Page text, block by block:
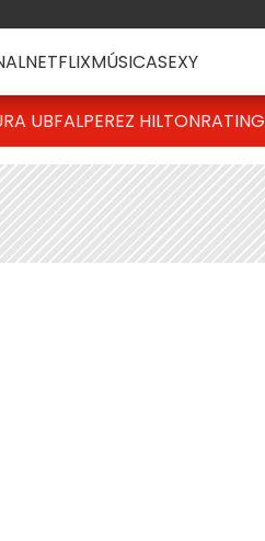
NETFLIXMÚSICASEXY
UBFALPEREZ HILTONRATING